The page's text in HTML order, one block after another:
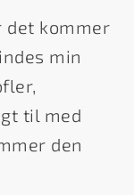
det kommer
min
til med
den